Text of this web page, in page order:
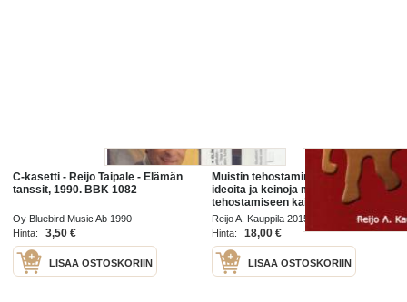
C-kasetti - Reijo Taipale - Elämän
tanssit, 1990. BBK 1082
Oy Bluebird Music Ab 1990
Hinta:
3,50 €
LISÄÄ OSTOSKORIIN
Muistin tehostaminen -Ohjeita,
ideoita ja keinoja muistin
tehostamiseen kaikenikäisille
Reijo A. Kauppila 2015
Hinta:
18,00 €
LISÄÄ OSTOSKORIIN